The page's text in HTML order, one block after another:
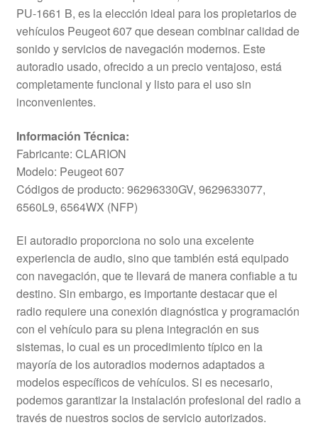
PU-1661 B, es la elección ideal para los propietarios de
vehículos Peugeot 607 que desean combinar calidad de
sonido y servicios de navegación modernos. Este
autoradio usado, ofrecido a un precio ventajoso, está
completamente funcional y listo para el uso sin
inconvenientes.
Información Técnica:
Fabricante: CLARION
Modelo: Peugeot 607
Códigos de producto: 96296330GV, 9629633077,
6560L9, 6564WX (NFP)
El autoradio proporciona no solo una excelente
experiencia de audio, sino que también está equipado
con navegación, que te llevará de manera confiable a tu
destino. Sin embargo, es importante destacar que el
radio requiere una conexión diagnóstica y programación
con el vehículo para su plena integración en sus
sistemas, lo cual es un procedimiento típico en la
mayoría de los autoradios modernos adaptados a
modelos específicos de vehículos. Si es necesario,
podemos garantizar la instalación profesional del radio a
través de nuestros socios de servicio autorizados.